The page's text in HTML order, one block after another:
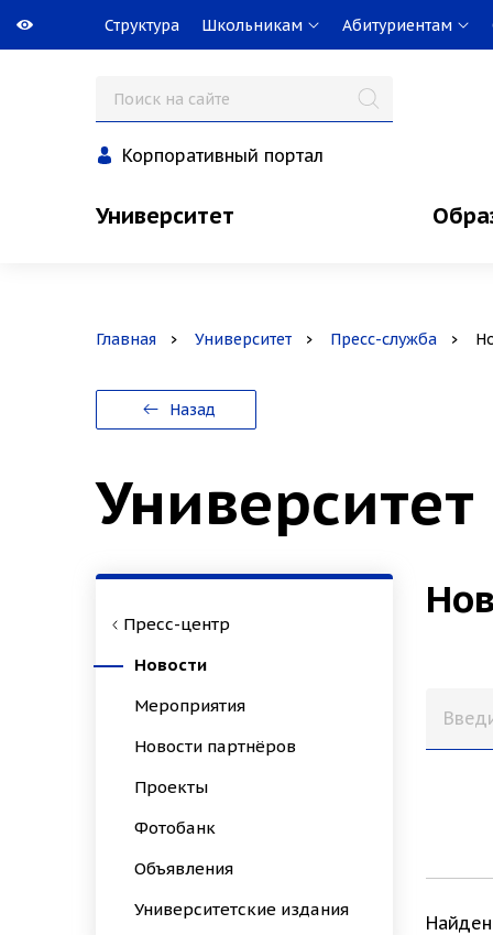
Структура Школьникам Абитуриентам
Корпоративный портал
Университет
Главная Университет Пресс-служба
Назад
Университет
Пресс-центр
Новости
Мероприятия
Новости партнёров
Проекты
Фотобанк
Объявления
Университетские издания